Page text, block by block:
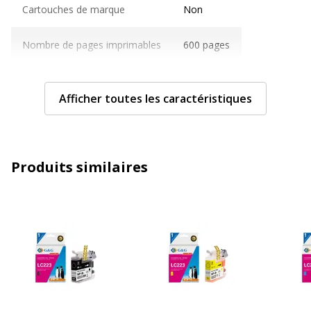
Cartouches de marque Non
Nombre de pages imprimables 600 pages
Compatible avec technologie Jet d'encre
Caractéristiques générales
Données d'identification
Données d'identification
Afficher toutes les caractéristiques
Produits similaires